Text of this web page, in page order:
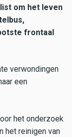
om het leven
frontaal
verwondingen
een
het onderzoek
het reinigen van